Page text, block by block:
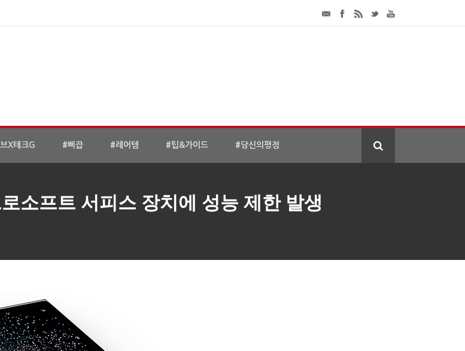
X테크G #삐끕 #레어템 #팁&가이드 #당신의평점
소프트 서피스 장치에 성능 제한 발생